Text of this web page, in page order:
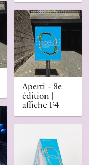
Aperti - 8e
édition |
affiche F4